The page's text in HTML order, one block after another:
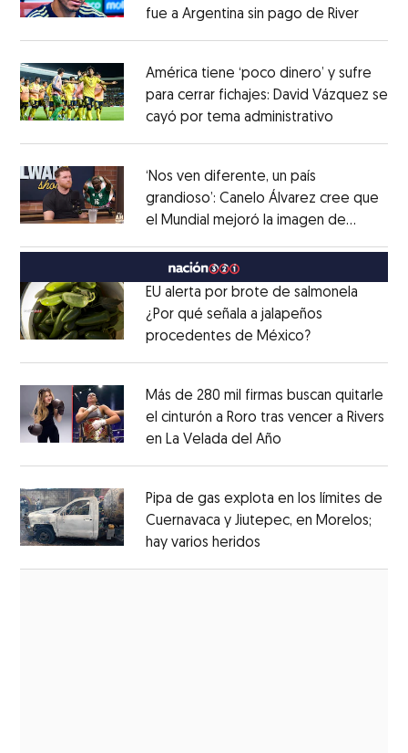
fue a Argentina sin pago de RiverOpens
América tiene ‘poco dinero’ y sufre
para cerrar fichajes: David Vázquez se
cayó por tema administrativo
‘Nos ven diferente, un país
grandioso’: Canelo Álvarez cree que
el Mundial mejoró la imagen de
EU alerta por brote de salmonela
¿Por qué señala a jalapeños
procedentes de México?Opens in new
Más de 280 mil firmas buscan quitarle
el cinturón a Roro tras vencer a Rivers
en La Velada del Año
Pipa de gas explota en los límites de
Cuernavaca y Jiutepec, en Morelos;
hay varios heridos